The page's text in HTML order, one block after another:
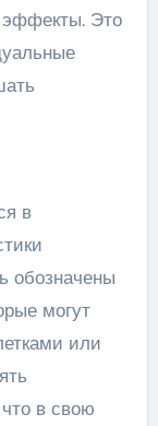
эффекты. Это
в
обозначены
могут
или
в свою